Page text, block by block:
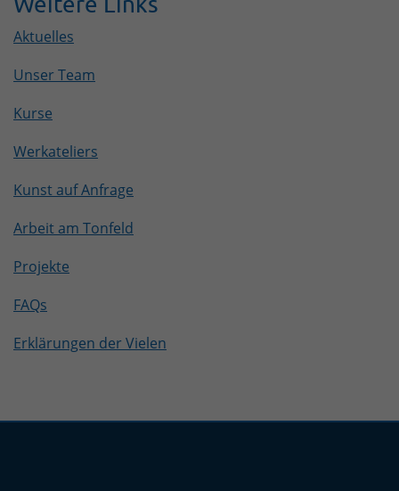
Aktuelles
Unser Team
Kurse
Werkateliers
Kunst auf Anfrage
Arbeit am Tonfeld
Projekte
FAQs
Erklärungen der Vielen